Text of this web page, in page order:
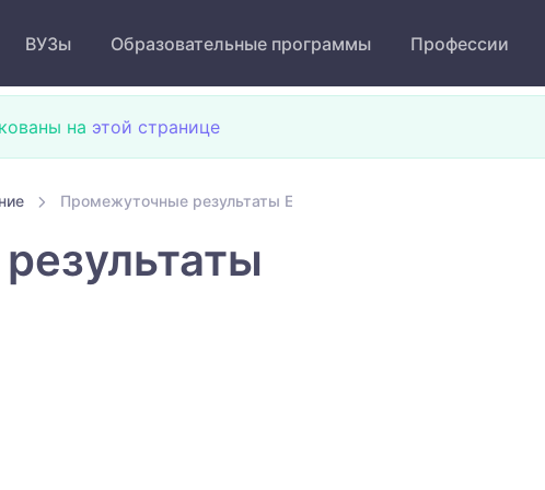
ВУЗы Образовательные программы Профессии
на этой странице
Промежуточные результаты ЕНТ